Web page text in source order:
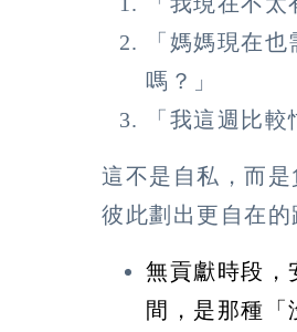
「媽媽現在
嗎？」
「我這週比
這不是自私，而
彼此劃出更自在的
無貢獻時段，
間，是那種「